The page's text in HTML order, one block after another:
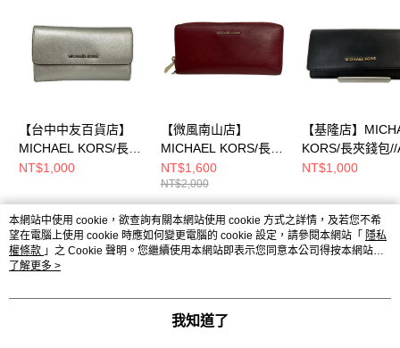
【台中中友百貨店】
MICHAEL KORS/長夾
錢包//M-1811
NT$1,000
【微風南山店】
MICHAEL KORS/長夾
錢包//32S5GTVE9L
NT$1,600
NT$2,000
【基隆店】
KORS/長夾錢包//
1908
NT$1,000
熱門標籤
本網站中使用 cookie，欲查詢有關本網站使用 cookie 方式之詳情，及若您不希
望在電腦上使用 cookie 時應如何變更電腦的 cookie 設定，請參閱本網站「 隱私
權條款 」之 Cookie 聲明。您繼續使用本網站即表示您同意本公司得按本網站使
用條款之 Cookie 聲明使用 cookie。
了解更多 >
我知道了